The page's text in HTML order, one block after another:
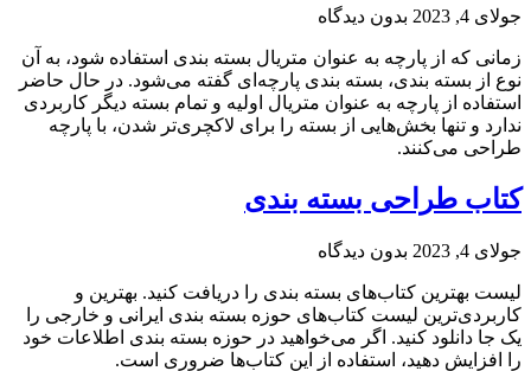
جولای 4, 2023 بدون دیدگاه
زمانی که از پارچه به عنوان متریال بسته بندی استفاده شود، به آن
نوع از بسته بندی، بسته بندی پارچه‌ای گفته می‌شود. در حال حاضر
استفاده از پارچه به عنوان متریال اولیه و تمام بسته دیگر کاربردی
ندارد و تنها بخش‌هایی از بسته را برای لاکچری‌تر شدن، با پارچه
طراحی می‌کنند.
کتاب طراحی بسته بندی
جولای 4, 2023 بدون دیدگاه
لیست بهترین کتاب‌های بسته بندی را دریافت کنید. بهترین و
کاربردی‌ترین لیست کتاب‌های حوزه بسته بندی ایرانی و خارجی را
یک جا دانلود کنید. اگر می‌خواهید در حوزه بسته بندی اطلاعات خود
را افزایش دهید، استفاده از این کتاب‌ها ضروری است.